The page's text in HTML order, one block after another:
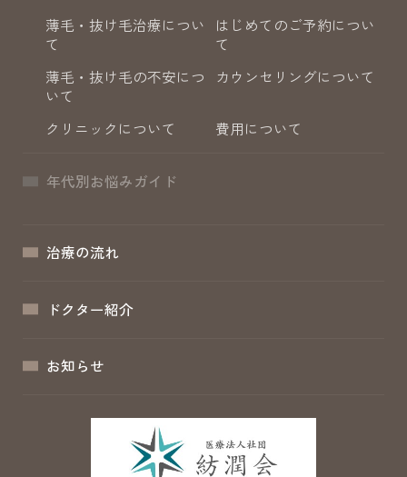
薄毛・抜け毛治療につい
て
はじめてのご予約につい
て
薄毛・抜け毛の不安につ
いて
カウンセリングについて
クリニックについて 費用について
年代別お悩みガイド
治療の流れ
ドクター紹介
お知らせ